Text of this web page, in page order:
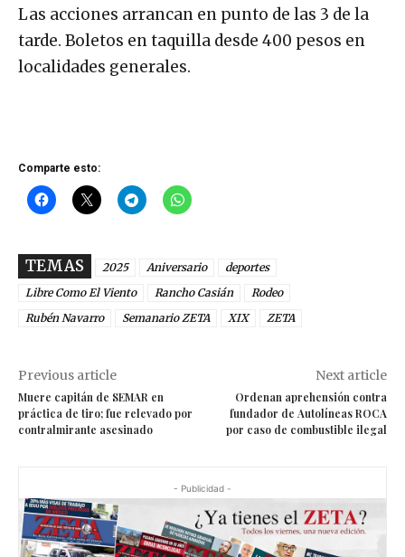
Las acciones arrancan en punto de las 3 de la
tarde. Boletos en taquilla desde 400 pesos en
localidades generales.
Comparte esto:
TEMAS 2025 Aniversario
deportes
Libre Como El Viento
Rancho Casián
Rodeo
Rubén Navarro
Semanario ZETA XIX ZETA
Previous article
Muere capitán de SEMAR en
práctica de tiro; fue relevado por
contralmirante asesinado
Next article
Ordenan aprehensión contra
fundador de Autolíneas ROCA
por caso de combustible ilegal
- Publicidad -